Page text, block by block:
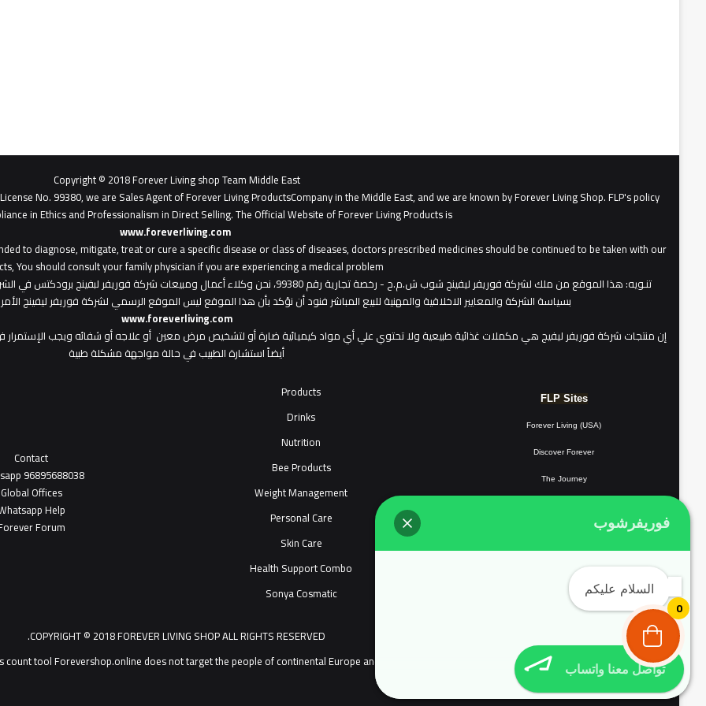
0
Copyright © 2018 Forever Living shop Team Middle East
No. 99380, we are Sales Agent of Forever Living ProductsCompany in the Middle East, and we are known by Forever Living Shop. FLP's policy
in Ethics and Professionalism in Direct Selling. The Official Website of Forever Living Products is
www.foreverliving.com
to diagnose, mitigate, treat or cure a specific disease or class of diseases, doctors prescribed medicines should be continued to be taken with our
You should consult your family physician if you are experiencing a medical problem.
تنـويه
: هذا الموقع من ملك لشركة فوريفر ليفينج شوب ش.م.ح - رخصة تجارية رقم 99380، نحن وكلاء أعمال
بسياسة الشركة والمعايير الاخلاقية والمهنية للبيع المباشر فنود أن نؤكد بأن هذا الموقع ليس الموقع الرسمي لشركة فوريفر ليفينج
www.foreverliving.com
​إن منتجات شركة فوريفر ليفيج هي مكملات غذائية طبيعية ولا تحتوي علي أي مواد كيميائية ضارة أو لتشخيص مرض معين أو علاجه أو شفائه ويجب الإستمرار
أيضاً استشارة الطبيب في حالة مواجهة مشكلة طبية
FLP Sites
Forever Living (USA)
Discover Forever
The Journey
Products
Drinks
Nutrition
Bee Products
Weight Management
Personal Care
Skin Care
Health Support Combo
Sonya Cosmatic
Contact
96895688038
Global Offices
hatsapp Help
Forum
COPYRIGHT © 2018 FOREVER LIVING SHOP ALL RIGHTS RESERVED.
count toolForevershop.online does not target the people of continental Europe and Complyed with EU user consent policy EU Cookie Law يمكنك التحدث مع خدمة عملاء ®Forever Living Products shop 2026
فوريفرشوب
السلام عليكم
تواصل معنا واتساب